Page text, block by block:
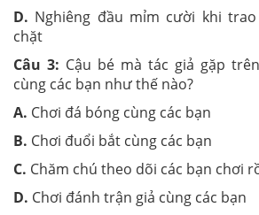
D. Nghiêng đầu mỉm cười khi
chặt
Câu 3: Cậu bé mà tác giả gặp
cùng các bạn như thế nào?
A. Chơi đá bóng cùng các bạn
B. Chơi đuổi bắt cùng các bạn
C. Chăm chú theo dõi các bạn chơi
D. Chơi đánh trận giả cùng các bạn